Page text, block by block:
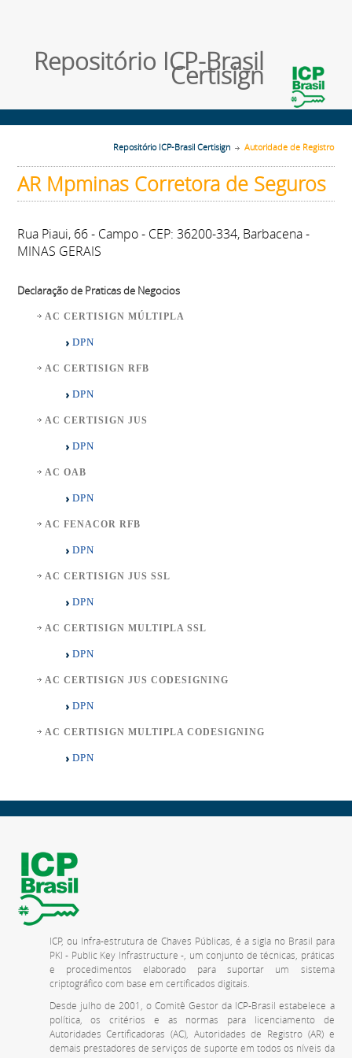
Repositório ICP-Brasil
Certisign
Repositório ICP-Brasil Certisign Autoridade de Registro
AR Mpminas Corretora de Seguros
Rua Piaui, 66 - Campo - CEP: 36200-334, Barbacena -
MINAS GERAIS
Declaração de Praticas de Negocios
AC CERTISIGN MÚLTIPLA
DPN
AC CERTISIGN RFB
DPN
AC CERTISIGN JUS
DPN
AC OAB
DPN
AC FENACOR RFB
DPN
AC CERTISIGN JUS SSL
DPN
AC CERTISIGN MULTIPLA SSL
DPN
AC CERTISIGN JUS CODESIGNING
DPN
AC CERTISIGN MULTIPLA CODESIGNING
DPN
ICP, ou Infra-estrutura de Chaves Públicas, é a sigla no Brasil para
PKI - Public Key Infrastructure -, um conjunto de técnicas, práticas
e procedimentos elaborado para suportar um sistema
criptográfico com base em certificados digitais.
Desde julho de 2001, o Comitê Gestor da ICP-Brasil estabelece a
política, os critérios e as normas para licenciamento de
Autoridades Certificadoras (AC), Autoridades de Registro (AR) e
demais prestadores de serviços de suporte em todos os níveis da